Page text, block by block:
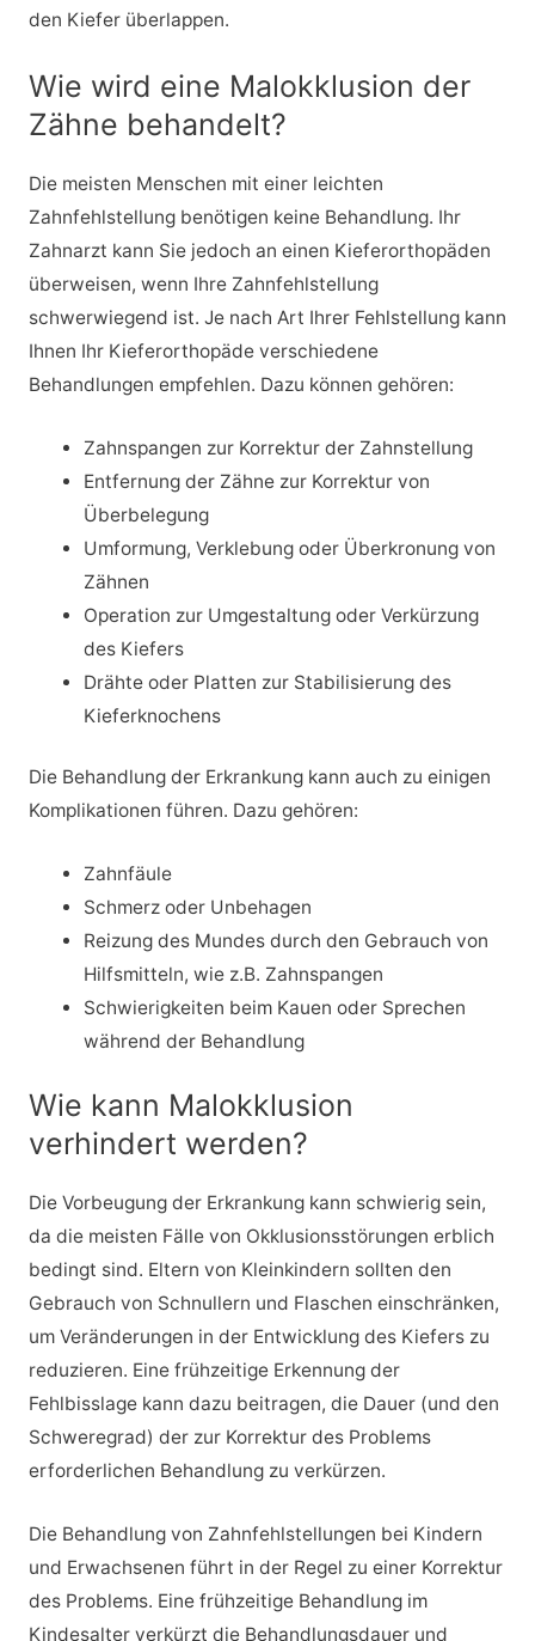
den Kiefer überlappen.
Wie wird eine Malokklusion der
Zähne behandelt?
Die meisten Menschen mit einer leichten
Zahnfehlstellung benötigen keine Behandlung. Ihr
Zahnarzt kann Sie jedoch an einen Kieferorthopäden
überweisen, wenn Ihre Zahnfehlstellung
schwerwiegend ist. Je nach Art Ihrer Fehlstellung kann
Ihnen Ihr Kieferorthopäde verschiedene
Behandlungen empfehlen. Dazu können gehören:
Zahnspangen zur Korrektur der Zahnstellung
Entfernung der Zähne zur Korrektur von
Überbelegung
Umformung, Verklebung oder Überkronung von
Zähnen
Operation zur Umgestaltung oder Verkürzung
des Kiefers
Drähte oder Platten zur Stabilisierung des
Kieferknochens
Die Behandlung der Erkrankung kann auch zu einigen
Komplikationen führen. Dazu gehören:
Zahnfäule
Schmerz oder Unbehagen
Reizung des Mundes durch den Gebrauch von
Hilfsmitteln, wie z.B. Zahnspangen
Schwierigkeiten beim Kauen oder Sprechen
während der Behandlung
Wie kann Malokklusion
verhindert werden?
Die Vorbeugung der Erkrankung kann schwierig sein,
da die meisten Fälle von Okklusionsstörungen erblich
bedingt sind. Eltern von Kleinkindern sollten den
Gebrauch von Schnullern und Flaschen einschränken,
um Veränderungen in der Entwicklung des Kiefers zu
reduzieren. Eine frühzeitige Erkennung der
Fehlbisslage kann dazu beitragen, die Dauer (und den
Schweregrad) der zur Korrektur des Problems
erforderlichen Behandlung zu verkürzen.
Die Behandlung von Zahnfehlstellungen bei Kindern
und Erwachsenen führt in der Regel zu einer Korrektur
des Problems. Eine frühzeitige Behandlung im
Kindesalter verkürzt die Behandlungsdauer und